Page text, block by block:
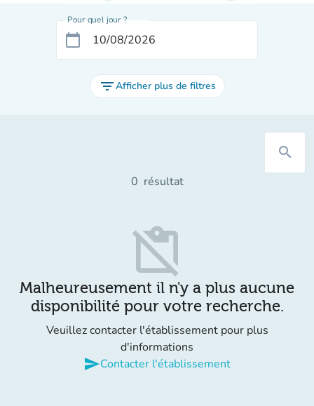
Pour quel jour ?
calendar_today
filter_listAfficher plus de filtres
search
0 résultat
content_paste_off
Malheureusement il n'y a plus aucune
disponibilité pour votre recherche.
Veuillez contacter l'établissement pour plus
d'informations
sendContacter l'établissement